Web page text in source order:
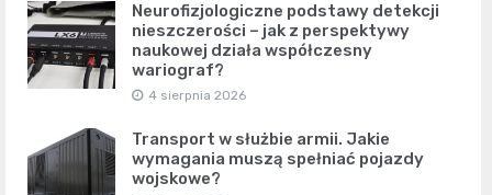
Neurofizjologiczne podstawy detekcji
nieszczerości – jak z perspektywy
naukowej działa współczesny
wariograf?
4 sierpnia 2026
Transport w służbie armii. Jakie
wymagania muszą spełniać pojazdy
wojskowe?